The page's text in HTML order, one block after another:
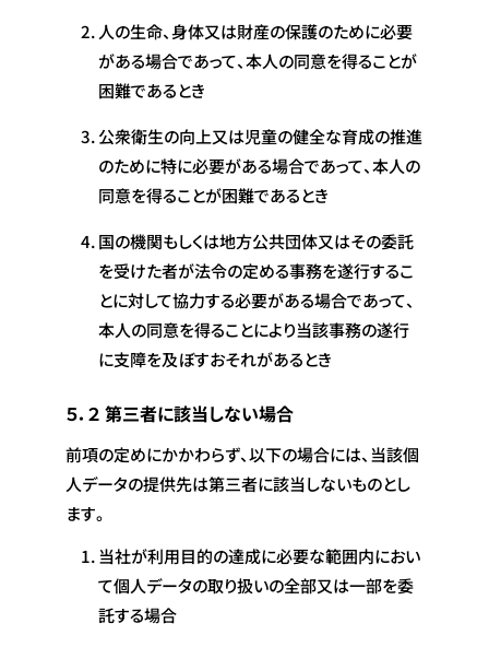
人の生命、身体又は財産の保護のために必要
がある場合であって、本人の同意を得ることが
困難であるとき
公衆衛生の向上又は児童の健全な育成の推進
のために特に必要がある場合であって、本人の
同意を得ることが困難であるとき
国の機関もしくは地方公共団体又はその委託
を受けた者が法令の定める事務を遂行するこ
とに対して協力する必要がある場合であって、
本人の同意を得ることにより当該事務の遂行
に支障を及ぼすおそれがあるとき
５．２ 第三者に該当しない場合
前項の定めにかかわらず、以下の場合には、当該個
人データの提供先は第三者に該当しないものとし
ます。
当社が利用目的の達成に必要な範囲内におい
て個人データの取り扱いの全部又は一部を委
託する場合